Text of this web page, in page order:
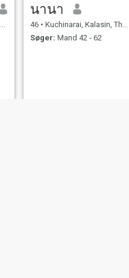
นานา
46 • Kuchinarai, Kalasin, Thailand
Søger: Mand 42 - 62